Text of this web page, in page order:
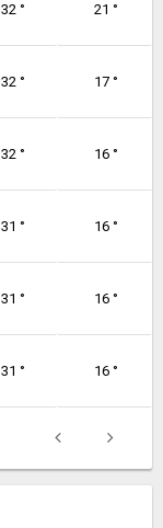
32 ° 21 °
32 ° 17 °
32 ° 16 °
31 ° 16 °
31 ° 16 °
31 ° 16 °